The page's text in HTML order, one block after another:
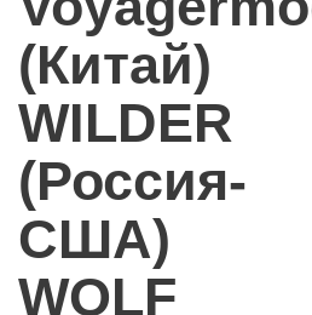
(Китай)
WILDER
(Россия-
США)
WOLF